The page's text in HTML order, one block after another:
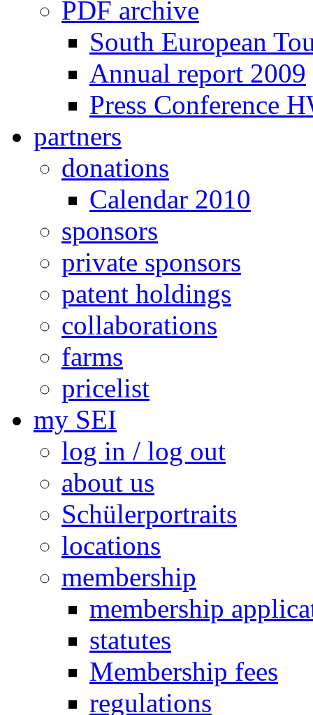
PDF archive
South European
Annual report 2009
Press Conference
partners
donations
Calendar 2010
sponsors
private sponsors
patent holdings
collaborations
farms
pricelist
my SEI
log in / log out
about us
Schülerportraits
locations
membership
membership
statutes
Membership fees
regulations